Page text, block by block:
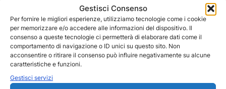
Gestisci Consenso
Per fornire le migliori esperienze, utilizziamo tecnologie come i cookie
per memorizzare e/o accedere alle informazioni del dispositivo. Il
consenso a queste tecnologie ci permetterà di elaborare dati come il
comportamento di navigazione o ID unici su questo sito. Non
acconsentire o ritirare il consenso può influire negativamente su alcune
caratteristiche e funzioni.
Gestisci servizi